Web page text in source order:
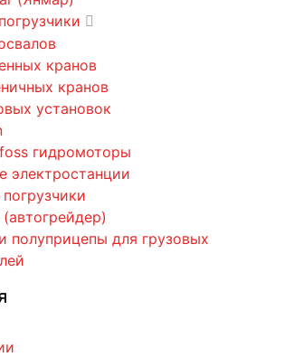
кранов
кранов
установок
гидромоторы
электростанции
полуприцепы для грузовых